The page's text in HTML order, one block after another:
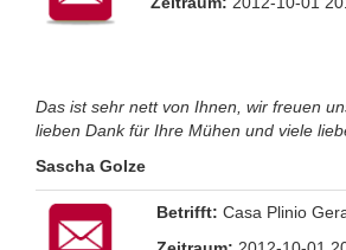
Das ist sehr nett von Ihnen, wir freuen
lieben Dank für Ihre Mühen und viele
Sascha Golze
Betrifft: Casa Plinio